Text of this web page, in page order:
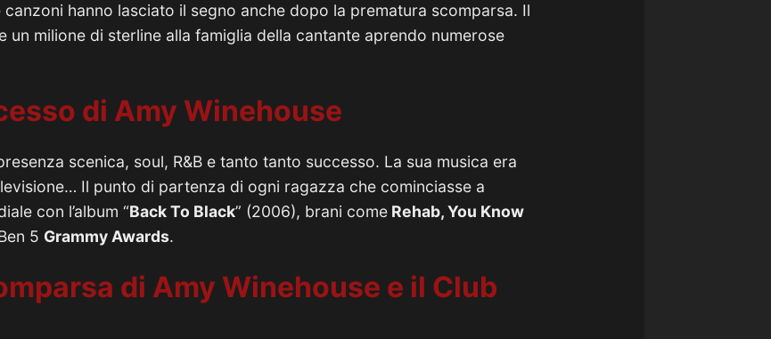
canzoni hanno lasciato il segno anche dopo la prematura scomparsa. Il
un milione di sterline alla famiglia della cantante aprendo numerose
di Amy Winehouse
scenica, soul, R&B e tanto tanto successo. La sua musica era
Il punto di partenza di ogni ragazza che cominciasse a
con l’album “Back To Black” (2006), brani come Rehab, You Know
5 Grammy Awards.
di Amy Winehouse e il Club